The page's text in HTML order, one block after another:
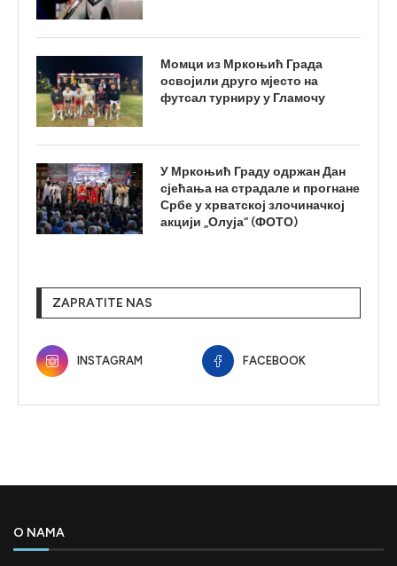
Момци из Мркоњић Града
освојили друго мјесто на
футсал турниру у Гламочу
У Мркоњић Граду одржан Дан
сјећања на страдале и прогнане
Србе у хрватској злочиначкој
акцији „Олуја“ (ФОТО)
ZAPRATITE NAS
INSTAGRAM FACEBOOK
O NAMA